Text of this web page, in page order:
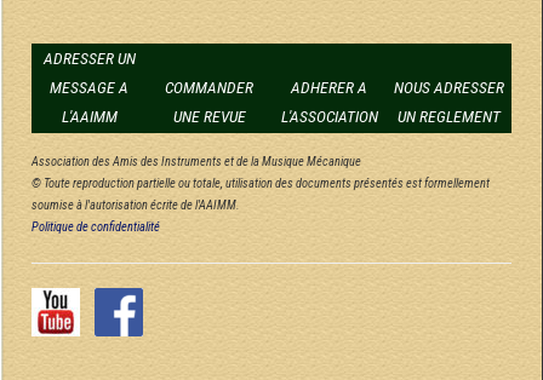
ADRESSER UN
MESSAGE A
L'AAIMM
COMMANDER
UNE REVUE
ADHERER A
L'ASSOCIATION
NOUS ADRESSER
UN REGLEMENT
Association des Amis des Instruments et de la Musique Mécanique
© Toute reproduction partielle ou totale, utilisation des documents présentés est formellement
soumise à l'autorisation écrite de l'AAIMM.
Politique de confidentialité